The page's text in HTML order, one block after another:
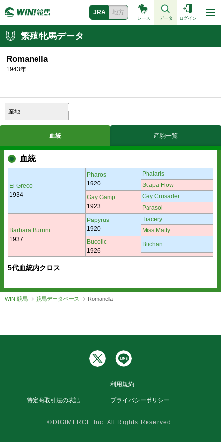
JRA 地方
レース データ ログイン
繁殖牝馬データ
Romanella
1943年
産地
血統 産駒一覧
血統
El Greco
1934
Pharos
1920
Phalaris
Scapa Flow
Gay Gamp
1923
Gay Crusader
Parasol
Barbara Burrini
1937
Papyrus
1920
Tracery
Miss Matty
Bucolic
1926
Buchan
5代血統内クロス
WIN!競馬 競馬データベース Romanella
利用規約
特定商取引法の表記 プライバシーポリシー
©DIGIMERCE Inc. All Rights Reserved.